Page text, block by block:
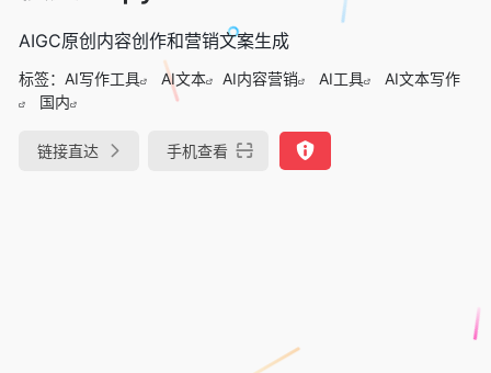
AIGC原创内容创作和营销文案生成
标签： AI写作工具 AI文本 AI内容营销 AI工具
AI文本写作
国内
链接直达 手机查看